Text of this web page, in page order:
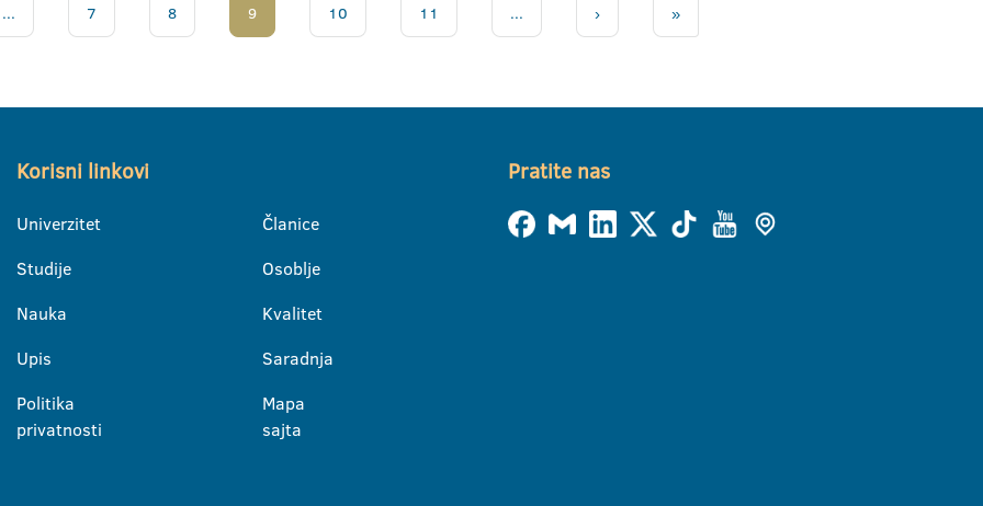
... 7 8 9 10 11 ... › »
Korisni linkovi
Univerzitet
Studije
Nauka
Upis
Politika
privatnosti
Članice
Osoblje
Kvalitet
Saradnja
Mapa
sajta
Pratite nas